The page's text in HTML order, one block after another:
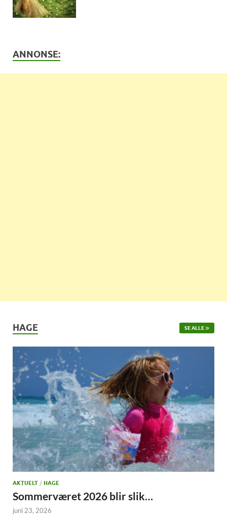
ANNONSE:
HAGE SE ALLE
AKTUELT / HAGE
Sommerværet 2026 blir slik…
juni 23, 2026